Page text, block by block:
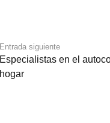
Entrada siguiente
Especialistas en el
hogar